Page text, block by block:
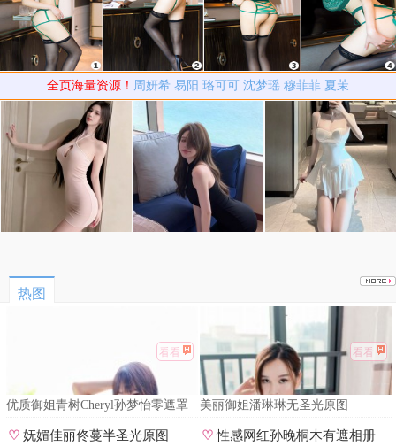
全页海量资源！ 周妍希 易阳 珞可可 沈梦瑶 穆菲菲 夏茉
热图
看看
优质御姐青树Cheryl孙梦怡零遮罩
看看
美丽御姐潘琳琳无圣光原图
♡妩媚佳丽佟蔓半圣光原图 ♡性感网红孙晚桐木有遮相册